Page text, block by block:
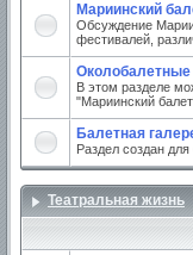
Мариинский
Обсуждение
фестивалей,
Околобалетные
В этом разделе
"Мариинский
Балетная
Раздел создан
Театральная жизнь